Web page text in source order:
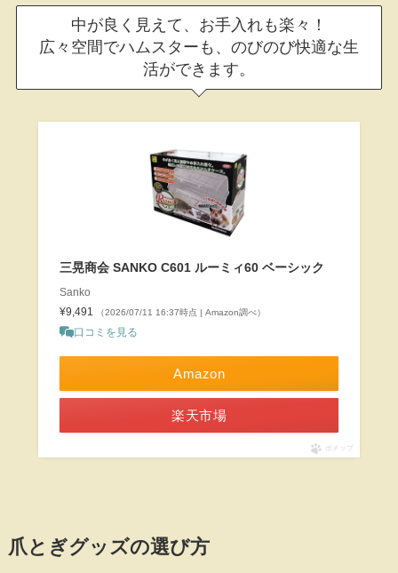
中が良く見えて、お手入れも楽々！
広々空間でハムスターも、のびのび快適な生
活ができます。
三晃商会 SANKO C601 ルーミィ60 ベーシック
Sanko
¥9,491
（2026/07/11 16:37時点 | Amazon調べ）
口コミを見る
Amazon
楽天市場
ポチップ
爪とぎグッズの選び方